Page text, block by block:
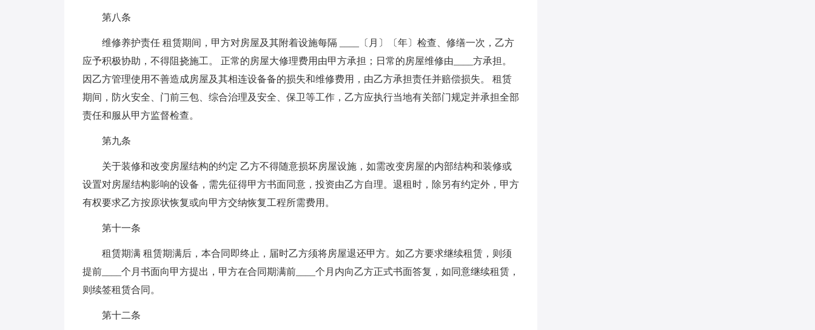
第八条
维修养护责任 租赁期间，甲方对房屋及其附着设施每隔 ____〔月〕〔年〕检查、修缮一次，乙方
应予积极协助，不得阻挠施工。 正常的房屋大修理费用由甲方承担；日常的房屋维修由____方承担。
因乙方管理使用不善造成房屋及其相连设备备的损失和维修费用，由乙方承担责任并赔偿损失。 租赁
期间，防火安全、门前三包、综合治理及安全、保卫等工作，乙方应执行当地有关部门规定并承担全部
责任和服从甲方监督检查。
第九条
关于装修和改变房屋结构的约定 乙方不得随意损坏房屋设施，如需改变房屋的内部结构和装修或
设置对房屋结构影响的设备，需先征得甲方书面同意，投资由乙方自理。退租时，除另有约定外，甲方
有权要求乙方按原状恢复或向甲方交纳恢复工程所需费用。
第十一条
租赁期满 租赁期满后，本合同即终止，届时乙方须将房屋退还甲方。如乙方要求继续租赁，则须
提前____个月书面向甲方提出，甲方在合同期满前____个月内向乙方正式书面答复，如同意继续租赁，
则续签租赁合同。
第十二条